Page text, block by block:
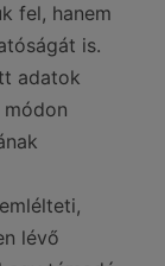
fel, hanem
is.
adatok
lévő